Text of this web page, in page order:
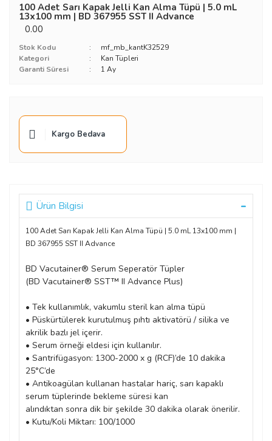
100 Adet Sarı Kapak Jelli Kan Alma Tüpü | 5.0 mL
13x100 mm | BD 367955 SST II Advance
0.00
Stok Kodu
mf_mb_kantK32529
Kategori
Kan Tüpleri
Garanti Süresi
1 Ay
Kargo Bedava
Ürün Bilgisi
100 Adet Sarı Kapak Jelli Kan Alma Tüpü | 5.0 mL 13x100 mm |
BD 367955 SST II Advance
BD Vacutainer® Serum Seperatör Tüpler
(BD Vacutainer® SST™ II Advance Plus)
• Tek kullanımlık, vakumlu steril kan alma tüpü
• Püskürtülerek kurutulmuş pıhtı aktivatörü / silika ve
akrilik bazlı jel içerir.
• Serum örneği eldesi için kullanılır.
• Santrifügasyon: 1300-2000 x g (RCF)’de 10 dakika
25°C’de
• Antikoagülan kullanan hastalar hariç, sarı kapaklı
serum tüplerinde bekleme süresi kan
alındıktan sonra dik bir şekilde 30 dakika olarak önerilir.
• Kutu/Koli Miktarı: 100/1000